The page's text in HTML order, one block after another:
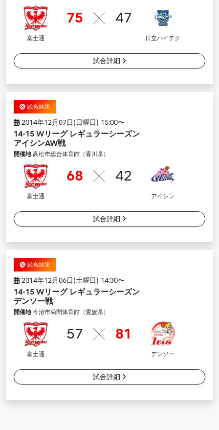
75 47
富士通 日立ハイテク
試合詳細
試合結果
2014年12月07日(日曜日) 15:00〜
14-15 Wリーグ レギュラーシーズン
アイシンAW戦
開催地高松市総合体育館（香川県）
68 42
富士通 アイシン
試合詳細
試合結果
2014年12月06日(土曜日) 14:30〜
14-15 Wリーグ レギュラーシーズン
デンソー戦
開催地今治市菊間体育館（愛媛県）
57 81
富士通 デンソー
試合詳細